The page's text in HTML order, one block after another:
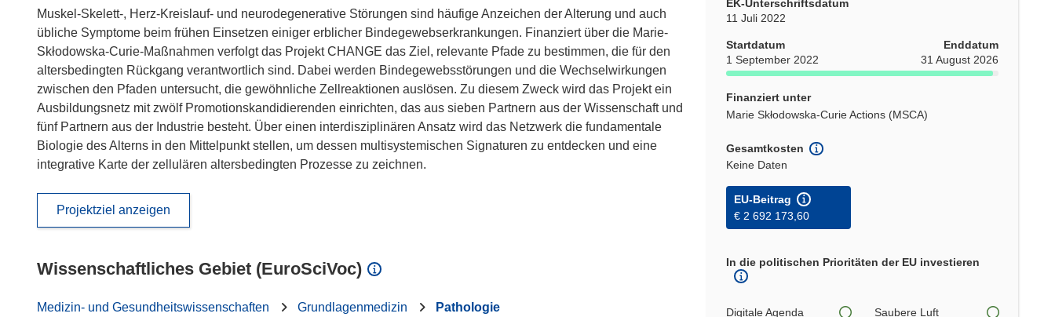
EK-Unterschriftsdatum
11 Juli 2022
Startdatum
1 September 2022
Enddatum
31 August 2026
Finanziert unter
Marie Skłodowska-Curie Actions (MSCA)
Gesamtkosten
Keine Daten
EU-Beitrag
€ 2 692 173,60
In die politischen Prioritäten der EU investieren
Digitale Agenda Saubere Luft
Muskel-Skelett-, Herz-Kreislauf- und neurodegenerative Störungen sind häufige Anzeichen der Alterung und auch
übliche Symptome beim frühen Einsetzen einiger erblicher Bindegewebserkrankungen. Finanziert über die Marie-
Skłodowska-Curie-Maßnahmen verfolgt das Projekt CHANGE das Ziel, relevante Pfade zu bestimmen, die für den
altersbedingten Rückgang verantwortlich sind. Dabei werden Bindegewebsstörungen und die Wechselwirkungen
zwischen den Pfaden untersucht, die gewöhnliche Zellreaktionen auslösen. Zu diesem Zweck wird das Projekt ein
Ausbildungsnetz mit zwölf Promotionskandidierenden einrichten, das aus sieben Partnern aus der Wissenschaft und
fünf Partnern aus der Industrie besteht. Über einen interdisziplinären Ansatz wird das Netzwerk die fundamentale
Biologie des Alterns in den Mittelpunkt stellen, um dessen multisystemischen Signaturen zu entdecken und eine
integrative Karte der zellulären altersbedingten Prozesse zu zeichnen.
Projektziel anzeigen
Wissenschaftliches Gebiet (EuroSciVoc)
Medizin- und Gesundheitswissenschaften Grundlagenmedizin
Pathologie